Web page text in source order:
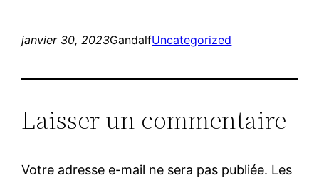
janvier 30, 2023GandalfUncategorized
Laisser un commentaire
Votre adresse e-mail ne sera pas publiée. Les